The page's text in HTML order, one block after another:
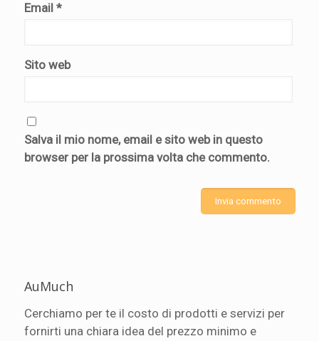
Email *
Sito web
Salva il mio nome, email e sito web in questo
browser per la prossima volta che commento.
AuMuch
Cerchiamo per te il costo di prodotti e servizi per
fornirti una chiara idea del prezzo minimo e